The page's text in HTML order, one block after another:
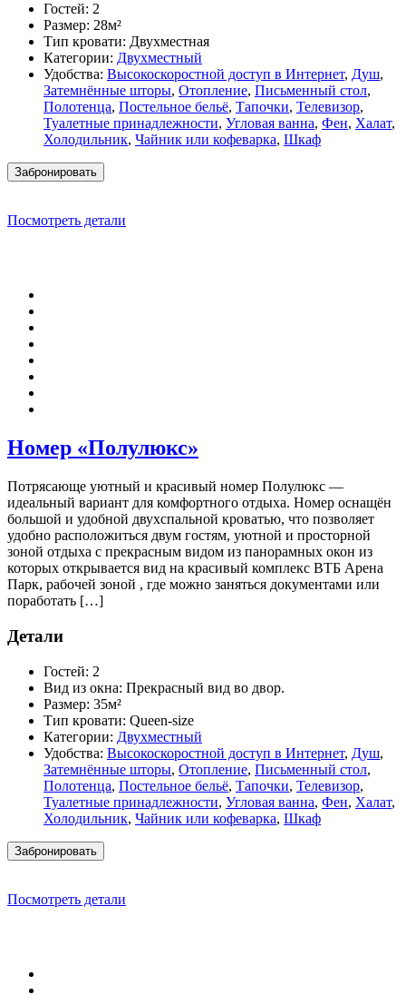
Гостей: 2
Размер: 28м²
Тип кровати: Двухместная
Категории: Двухместный
Удобства: Высокоскоростной доступ в Интернет, Душ,
Затемнённые шторы, Отопление, Письменный стол,
Полотенца, Постельное бельё, Тапочки, Телевизор,
Туалетные принадлежности, Угловая ванна, Фен, Халат,
Холодильник, Чайник или кофеварка, Шкаф
Забронировать
Посмотреть детали
Номер «Полулюкс»
Потрясающе уютный и красивый номер Полулюкс —
идеальный вариант для комфортного отдыха. Номер оснащён
большой и удобной двухспальной кроватью, что позволяет
удобно расположиться двум гостям, уютной и просторной
зоной отдыха с прекрасным видом из панорамных окон из
которых открывается вид на красивый комплекс ВТБ Арена
Парк, рабочей зоной , где можно заняться документами или
поработать […]
Детали
Гостей: 2
Вид из окна: Прекрасный вид во двор.
Размер: 35м²
Тип кровати: Queen-size
Категории: Двухместный
Удобства: Высокоскоростной доступ в Интернет, Душ,
Затемнённые шторы, Отопление, Письменный стол,
Полотенца, Постельное бельё, Тапочки, Телевизор,
Туалетные принадлежности, Угловая ванна, Фен, Халат,
Холодильник, Чайник или кофеварка, Шкаф
Забронировать
Посмотреть детали